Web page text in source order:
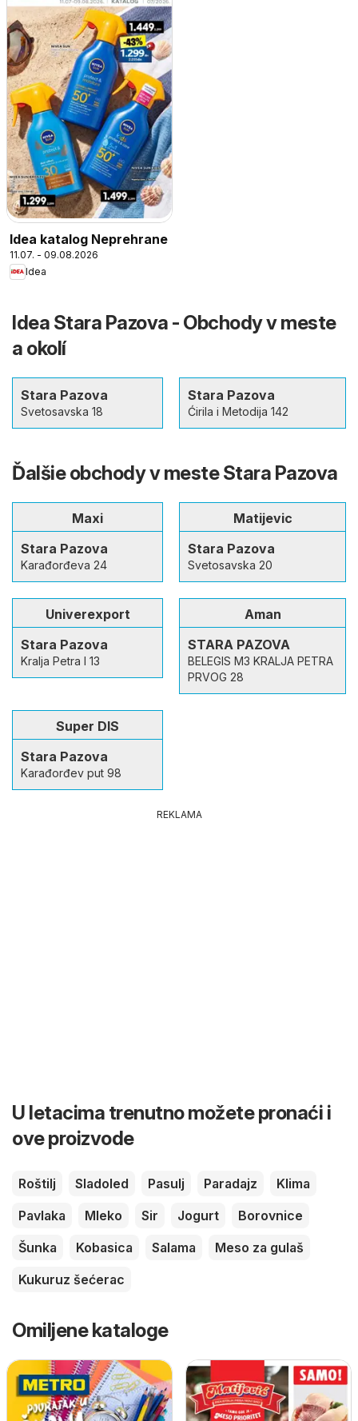
Idea katalog Neprehrane
11.07. - 09.08.2026
Idea
Idea Stara Pazova - Obchody v meste
a okolí
Stara Pazova
Svetosavska 18
Stara Pazova
Ćirila i Metodija 142
Ďalšie obchody v meste Stara Pazova
Maxi
Stara Pazova
Karađorđeva 24
Matijevic
Stara Pazova
Svetosavska 20
Univerexport
Stara Pazova
Kralja Petra I 13
Aman
STARA PAZOVA
BELEGIS M3 KRALJA PETRA
PRVOG 28
Super DIS
Stara Pazova
Karađorđev put 98
REKLAMA
U letacima trenutno možete pronaći i
ove proizvode
Roštilj Sladoled Pasulj Paradajz
Klima
Pavlaka
Mleko Sir Jogurt
Borovnice
Šunka
Kobasica Salama
Meso za gulaš
Kukuruz šećerac
Omiljene kataloge